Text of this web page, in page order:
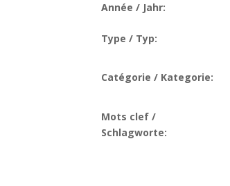
Année / Jahr:
Type / Typ:
Catégorie / Kategorie:
Mots clef /
Schlagworte: